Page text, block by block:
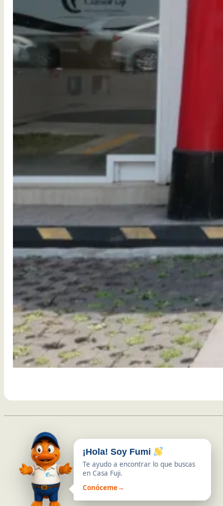
¡Hola! Soy Fumi
Te ayudo a encontrar lo que buscas
en Casa Fuji.
Conóceme→